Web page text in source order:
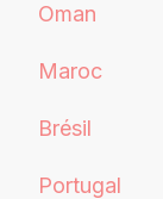
Oman
Maroc
Brésil
Portugal